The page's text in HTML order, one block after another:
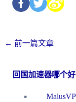
← 前一篇文章
回国加速器哪个好